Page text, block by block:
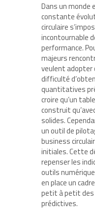
Dans un monde
constante
circulaire
incontournable
performance.
majeurs
veulent adopter
difficulté
quantitatives
croire qu’un
construit
solides.
un outil de
business
initiales. Cette
repenser les
outils
en place un
petit à petit
prédictives.